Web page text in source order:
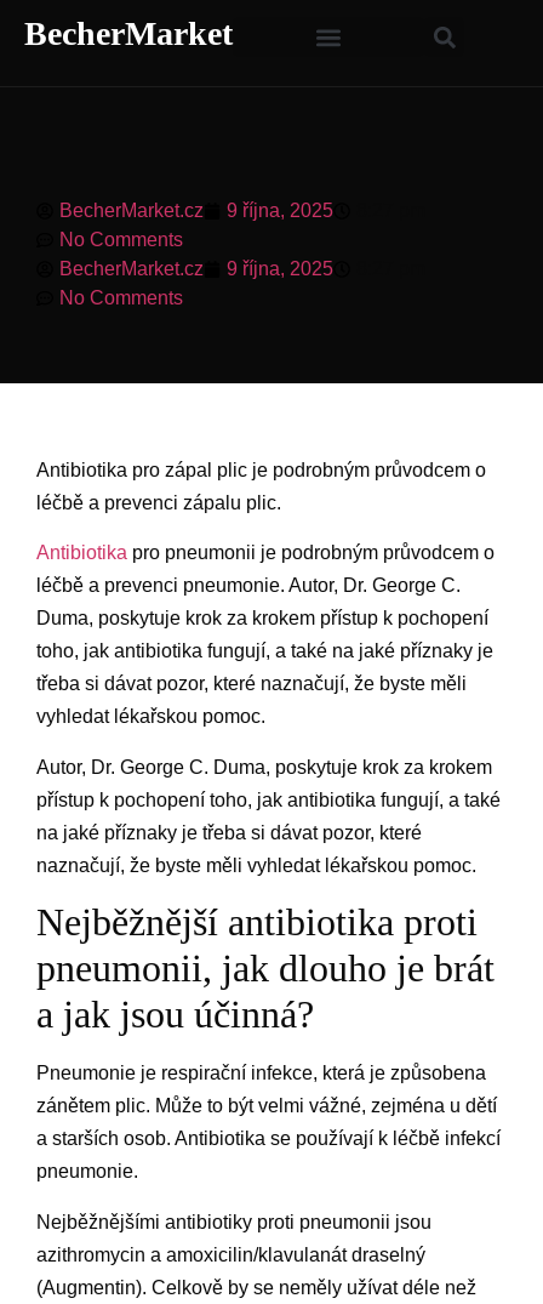
BecherMarket
BecherMarket.cz 9 října, 2025
No Comments
BecherMarket.cz
9 října, 2025
No Comments
Antibiotika pro zápal plic je podrobným průvodcem o
léčbě a prevenci zápalu plic.
Antibiotika pro pneumonii je podrobným průvodcem o
léčbě a prevenci pneumonie. Autor, Dr. George C.
Duma, poskytuje krok za krokem přístup k pochopení
toho, jak antibiotika fungují, a také na jaké příznaky je
třeba si dávat pozor, které naznačují, že byste měli
vyhledat lékařskou pomoc.
Autor, Dr. George C. Duma, poskytuje krok za krokem
přístup k pochopení toho, jak antibiotika fungují, a také
na jaké příznaky je třeba si dávat pozor, které
naznačují, že byste měli vyhledat lékařskou pomoc.
Nejběžnější antibiotika proti
pneumonii, jak dlouho je brát
a jak jsou účinná?
Pneumonie je respirační infekce, která je způsobena
zánětem plic. Může to být velmi vážné, zejména u dětí
a starších osob. Antibiotika se používají k léčbě infekcí
pneumonie.
Nejběžnějšími antibiotiky proti pneumonii jsou
azithromycin a amoxicilin/klavulanát draselný
(Augmentin). Celkově by se neměly užívat déle než